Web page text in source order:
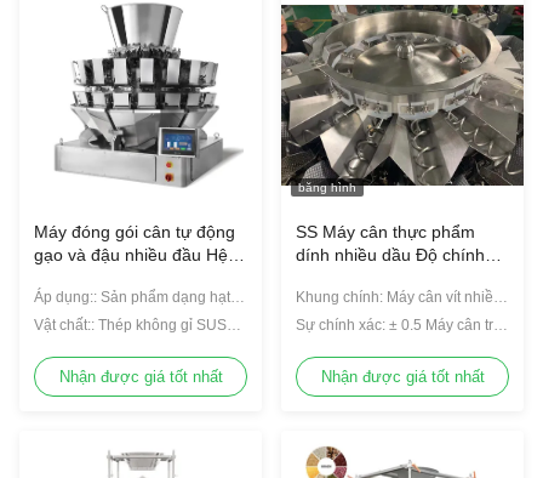
Máy đóng gói cân tự động
gạo và đậu nhiều đầu Hệ
Áp dụng:: Sản phẩm dạng hạt
nhỏ
Vật chất:: Thép không gỉ SUS
Nhận được giá tốt nhất
băng hình
SS Máy cân thực phẩm
dính nhiều dầu Độ chính
nước
Khung chính: Máy cân vít nhiều
đầu không thấm nước SS không
Sự chính xác: ± 0.5 Máy cân trục
Nhận được giá tốt nhất